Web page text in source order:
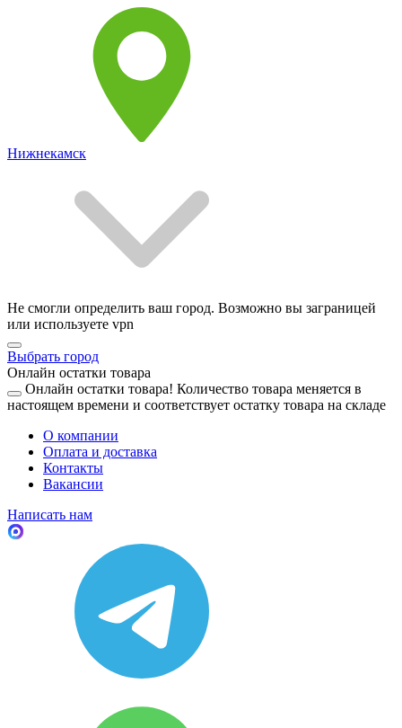
Нижнекамск
Не смогли определить ваш город. Возможно вы заграницей
или используете vpn
Выбрать город
Онлайн остатки товара
Онлайн остатки товара! Количество товара меняется в
настоящем времени и соответствует остатку товара на складе
О компании
Оплата и доставка
Контакты
Вакансии
Написать нам